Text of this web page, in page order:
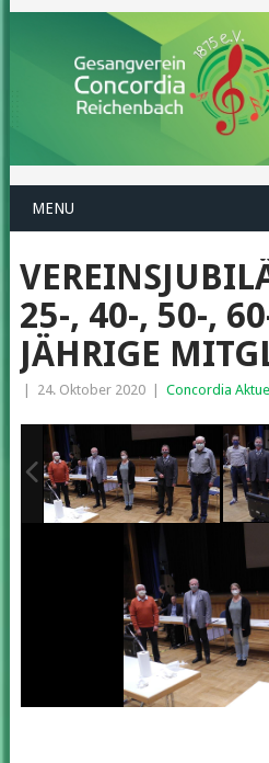
MENU
25-, 40-, 50-,
JÄHRIGE
24. Oktober 2020 Concordia Aktuell